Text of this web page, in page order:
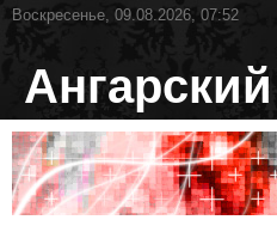
Воскресенье, 09.08.2026, 07:52